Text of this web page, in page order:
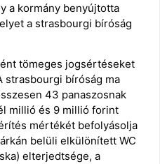
a kormány benyújtotta
a strasbourgi bíróság
tömeges jogsértéseket
strasbourgi bíróság ma
43 panaszosnak
millió és 9 millió forint
mértékét befolyásolja
belüli elkülönített WC
elterjedtsége, a